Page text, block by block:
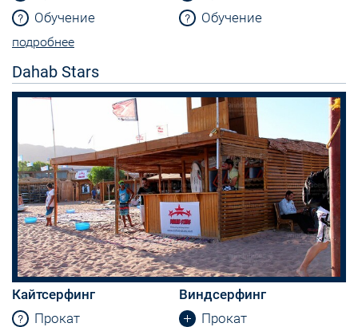
Обучение
Обучение
подробнее
Dahab Stars
Кайтсерфинг
Прокат
Виндсерфинг
Прокат